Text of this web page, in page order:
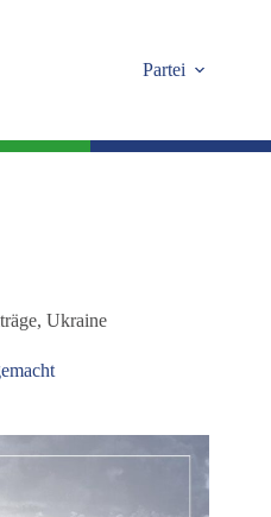
Partei
, Ukraine